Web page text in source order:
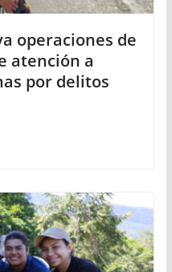
operaciones de
atención a
por delitos